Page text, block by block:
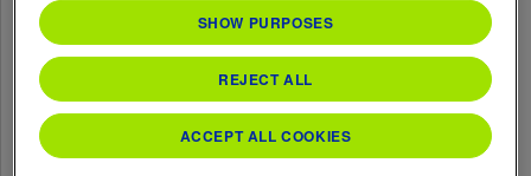
Juni-September
Montag - Sonntag: 07:00-18:00 Uhr
Oktober-Mai
Samstag/Sonntag: 07:00-11:30 Uhr
12:30-16:00 Uhr
SHOW PURPOSES
REJECT ALL
ACCEPT ALL COOKIES